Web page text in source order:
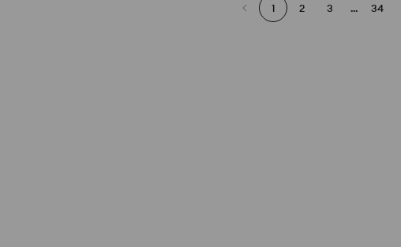
1 2 3 ... 34